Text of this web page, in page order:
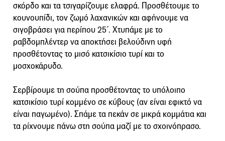
σκόρδο και τα τσιγαρίζουμε ελαφρά. Προσθέτουμε το
κουνουπίδι, τον ζωμό λαχανικών και αφήνουμε να
σιγοβράσει για περίπου 25΄. Χτυπάμε με το
ραβδομπλέντερ να αποκτήσει βελούδινη υφή
προσθέτοντας το μισό κατσικίσιο τυρί και το
μοσχοκάρυδο.
Σερβίρουμε τη σούπα προσθέτοντας το υπόλοιπο
κατσικίσιο τυρί κομμένο σε κύβους (αν είναι εφικτό να
είναι παγωμένο). Σπάμε τα πεκάν σε μικρά κομμάτια και
τα ρίχνουμε πάνω στη σούπα μαζί με το σχοινόπρασο.